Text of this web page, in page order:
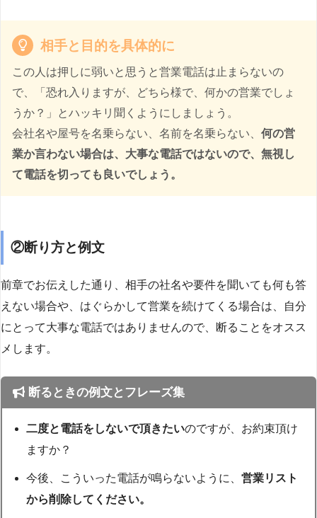
相手と目的を具体的に
この人は押しに弱いと思うと営業電話は止まらないの
で、「恐れ入りますが、どちら様で、何かの営業でしょ
うか？」とハッキリ聞くようにしましょう。
会社名や屋号を名乗らない、名前を名乗らない、 何の営
業か言わない場合は、大事な電話ではないので、無視し
て電話を切っても良いでしょう。
②断り方と例文
前章でお伝えした通り、相手の社名や要件を聞いても何も答
えない場合や、はぐらかして営業を続けてくる場合は、自分
にとって大事な電話ではありませんので、断ることをオスス
メします。
断るときの例文とフレーズ集
二度と電話をしないで頂きたいのですが、お約束頂け
ますか？
今後、こういった電話が鳴らないように、営業リスト
から削除してください。